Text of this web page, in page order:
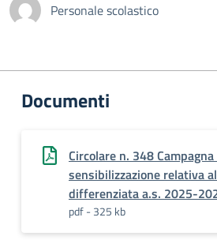
Personale scolastico
Documenti
Circolare n. 348
sensibilizzazione relativa
differenziata a.s. 2025-
pdf - 325 kb